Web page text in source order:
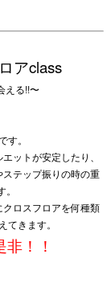
アclass
える!!〜
。
ットが安定したり、
テップ振りの時の重
ロスフロアを何種類
きます。
！！